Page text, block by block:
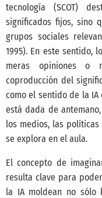
tecnología (SCOT)
significados fijos, sino
grupos sociales
1995). En este sentido,
meras opiniones o
coproducción del
como el sentido de la IA
está dada de
los medios, las
se explora en el aula.
El concepto de
resulta clave para
la IA moldean no sólo